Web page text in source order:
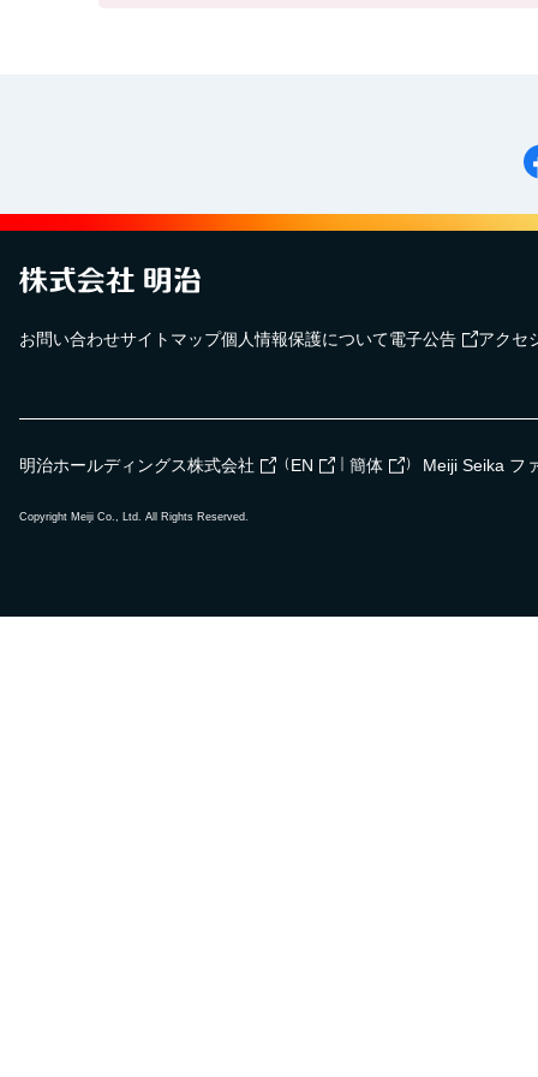
お問い合わせサイトマップ個人情報保護について電子公告 アクセ
明治ホールディングス株式会社 （ EN 簡体 ） Meiji Seika フ
Copyright Meiji Co., Ltd. All Rights Reserved.